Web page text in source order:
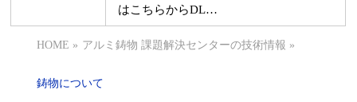
はこちらからDL…
HOME » アルミ鋳物 課題解決センターの技術情報 »
鋳物について